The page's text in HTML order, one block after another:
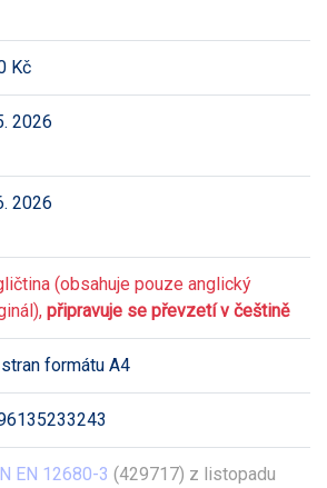
Kč
2026
2026
(obsahuje pouze anglický
připravuje se převzetí v češtině
formátu A4
EN 12680-3 (429717) z listopadu